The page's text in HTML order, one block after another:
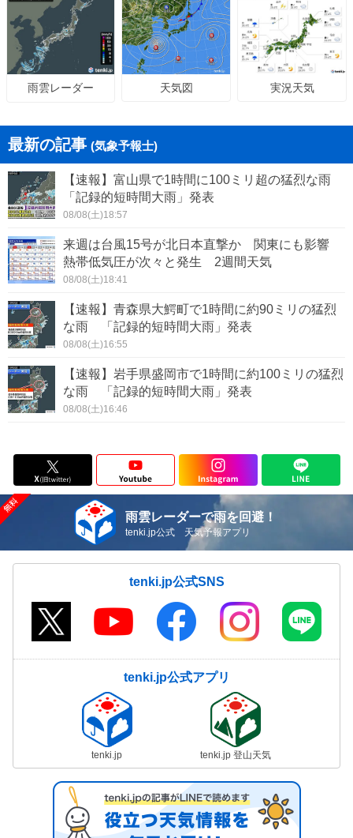
雨雲レーダー 天気図 実況天気
最新の記事 (気象予報士)
【速報】富山県で1時間に100ミリ超の猛烈な雨
「記録的短時間大雨」発表
08/08(土)18:57
来週は台風15号が北日本直撃か 関東にも影響
熱帯低気圧が次々と発生 2週間天気
08/08(土)18:41
【速報】青森県大鰐町で1時間に約90ミリの猛烈
な雨 「記録的短時間大雨」発表
08/08(土)16:55
【速報】岩手県盛岡市で1時間に約100ミリの猛烈
な雨 「記録的短時間大雨」発表
08/08(土)16:46
雨雲レーダーで雨を回避！
tenki.jp公式 天気予報アプリ
tenki.jp公式SNS
tenki.jp公式アプリ
tenki.jp tenki.jp 登山天気